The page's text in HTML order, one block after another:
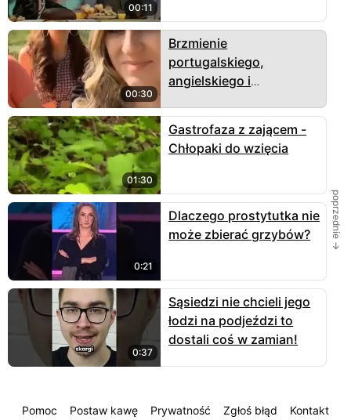
00:11
00:30
Brzmienie
portugalskiego,
angielskiego i
01:30
Gastrofaza z zającem -
Chłopaki do wzięcia
0:21
Dlaczego prostytutka nie
może zbierać grzybów?
0:37
Sąsiedzi nie chcieli jego
łodzi na podjeździ to
dostali coś w zamian!
poprzednie →
Pomoc Postaw kawę Prywatność Zgłoś błąd Kontakt